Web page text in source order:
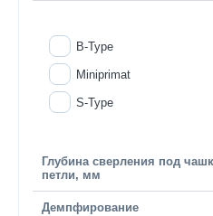
B-Type
Miniprimat
S-Type
Глубина сверления под
петли, мм
Демпфирование